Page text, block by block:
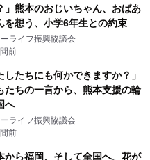
」熊本のおじいちゃん、おばあ
を想う、小学6年生との約束
ライフ振興協議会
前
したちにも何かできますか？」
たちの一言から、熊本支援の輪
へ
ライフ振興協議会
前
から福岡、そして全国へ。花が